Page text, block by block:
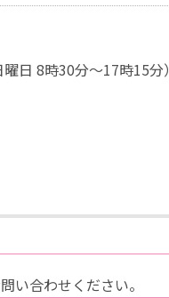
日 8時30分〜17時15分）
い合わせください。